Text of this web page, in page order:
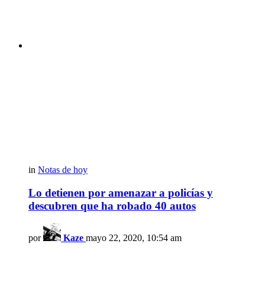
in Notas de hoy
Lo detienen por amenazar a policías y
descubren que ha robado 40 autos
por Kaze mayo 22, 2020, 10:54 am